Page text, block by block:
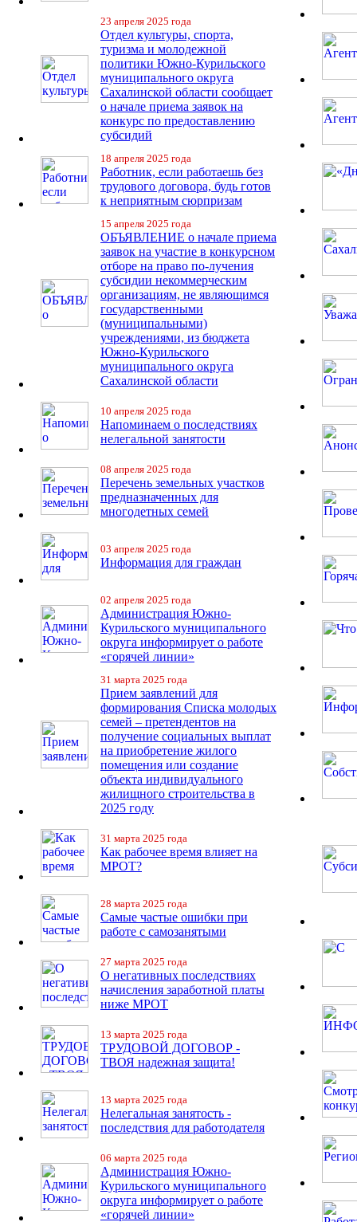
23 апреля 2025 года
Отдел культуры, спорта,
туризма и молодежной
политики Южно-Курильского
муниципального округа
Сахалинской области сообщает
о начале приема заявок на
конкурс по предоставлению
субсидий
18 апреля 2025 года
Работник, если работаешь без
трудового договора, будь готов
к неприятным сюрпризам
15 апреля 2025 года
ОБЪЯВЛЕНИЕ о начале приема
заявок на участие в конкурсном
отборе на право по-лучения
субсидии некоммерческим
организациям, не являющимся
государственными
(муниципальными)
учреждениями, из бюджета
Южно-Курильского
муниципального округа
Сахалинской области
10 апреля 2025 года
Напоминаем о последствиях
нелегальной занятости
08 апреля 2025 года
Перечень земельных участков
предназначенных для
многодетных семей
03 апреля 2025 года
Информация для граждан
02 апреля 2025 года
Администрация Южно-
Курильского муниципального
округа информирует о работе
«горячей линии»
31 марта 2025 года
Прием заявлений для
формирования Списка молодых
семей – претендентов на
получение социальных выплат
на приобретение жилого
помещения или создание
объекта индивидуального
жилищного строительства в
2025 году
31 марта 2025 года
Как рабочее время влияет на
МРОТ?
28 марта 2025 года
Самые частые ошибки при
работе с самозанятыми
27 марта 2025 года
О негативных последствиях
начисления заработной платы
ниже МРОТ
13 марта 2025 года
ТРУДОВОЙ ДОГОВОР -
ТВОЯ надежная защита!
13 марта 2025 года
Нелегальная занятость -
последствия для работодателя
06 марта 2025 года
Администрация Южно-
Курильского муниципального
округа информирует о работе
«горячей линии»